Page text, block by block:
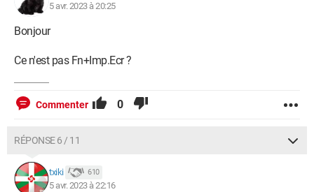
5 avr. 2023 à 20:25
Bonjour
Ce n'est pas Fn+Imp.Ecr ?
Commenter 0
RÉPONSE 6 / 11
txiki 610
5 avr. 2023 à 22:16